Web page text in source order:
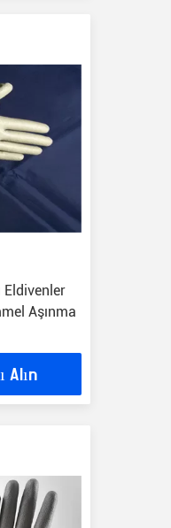
Eldivenler
Aşınma
Alın